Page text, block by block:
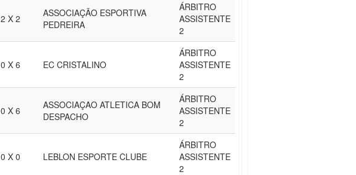
2 X 2
ASSOCIAÇÃO ESPORTIVA
PEDREIRA
ÁRBITRO
ASSISTENTE
2
0 X 6 EC CRISTALINO
ÁRBITRO
ASSISTENTE
2
0 X 6
ASSOCIAÇAO ATLETICA BOM
DESPACHO
ÁRBITRO
ASSISTENTE
2
0 X 0 LEBLON ESPORTE CLUBE
ÁRBITRO
ASSISTENTE
2